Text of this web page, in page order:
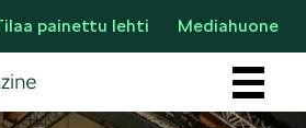
painettu lehti Mediahuone